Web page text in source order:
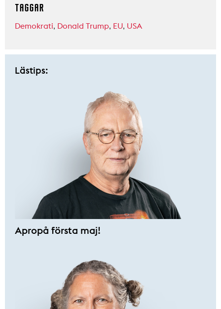
TAGGAR
Demokrati, Donald Trump, EU, USA
Lästips:
Apropå första maj!